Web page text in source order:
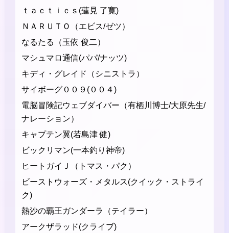
ｔａｃｔｉｃｓ(蓮見 了寛)
ＮＡＲＵＴＯ（エビス/ゼツ）
なるたる（玉依 俊二）
マシュマロ通信(パパ/ナッツ)
キディ・グレイド（シニストラ）
サイボーグ００９(００４)
電脳冒険記ウェブダイバー（有栖川博士/大原先生/
ナレーション）
キャプテン翼(若島津 健)
ビックリマン(一本釣り神帝)
ヒートガイＪ（トマス・パク）
ビーストウォーズ・メタルス(クイック・ストライ
ク)
熱沙の覇王ガンダーラ（テイラー）
アークザラッド(クライブ)